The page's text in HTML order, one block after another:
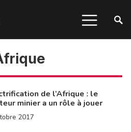
de l’Afrique : le
minier a un rôle à jouer
2017